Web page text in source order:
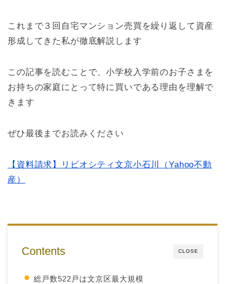
これまで３回自宅マンション売買を繰り返して資産
形成してきた私が徹底解説します
この記事を読むことで、小学校入学前のお子さまを
お持ちの家庭にとって特に買いである理由を理解で
きます
ぜひ最後までお読みください
【資料請求】リビオシティ文京小石川（Yahoo不動
産）
CLOSE
Contents
総戸数522戸は文京区最大規模